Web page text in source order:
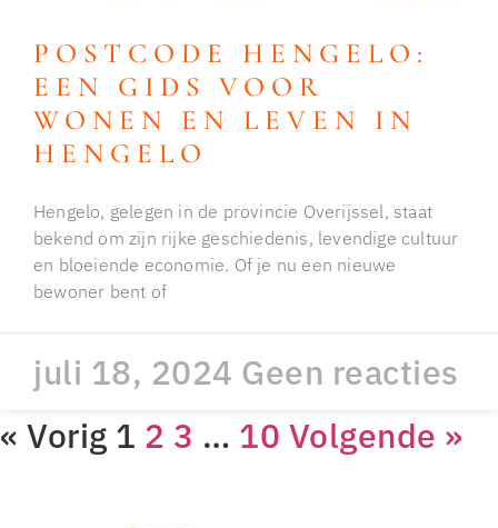
POSTCODE HENGELO:
EEN GIDS VOOR
WONEN EN LEVEN IN
HENGELO
Hengelo, gelegen in de provincie Overijssel, staat
bekend om zijn rijke geschiedenis, levendige cultuur
en bloeiende economie. Of je nu een nieuwe
bewoner bent of
juli 18, 2024 Geen reacties
« Vorig 1 2 3 … 10 Volgende »